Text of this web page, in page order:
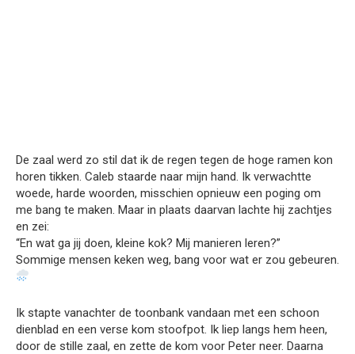
De zaal werd zo stil dat ik de regen tegen de hoge ramen kon
horen tikken. Caleb staarde naar mijn hand. Ik verwachtte
woede, harde woorden, misschien opnieuw een poging om
me bang te maken. Maar in plaats daarvan lachte hij zachtjes
en zei:
“En wat ga jij doen, kleine kok? Mij manieren leren?”
Sommige mensen keken weg, bang voor wat er zou gebeuren.
Ik stapte vanachter de toonbank vandaan met een schoon
dienblad en een verse kom stoofpot. Ik liep langs hem heen,
door de stille zaal, en zette de kom voor Peter neer. Daarna